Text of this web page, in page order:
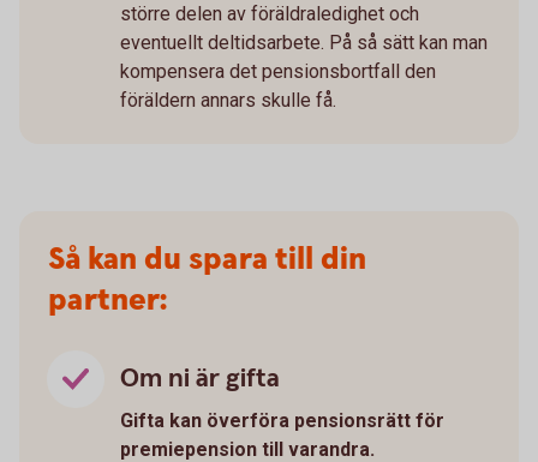
större delen av föräldraledighet och
eventuellt deltidsarbete. På så sätt kan man
kompensera det pensionsbortfall den
föräldern annars skulle få.
Så kan du spara till din
partner:
Om ni är gifta
Gifta kan överföra pensionsrätt för
premiepension till varandra.